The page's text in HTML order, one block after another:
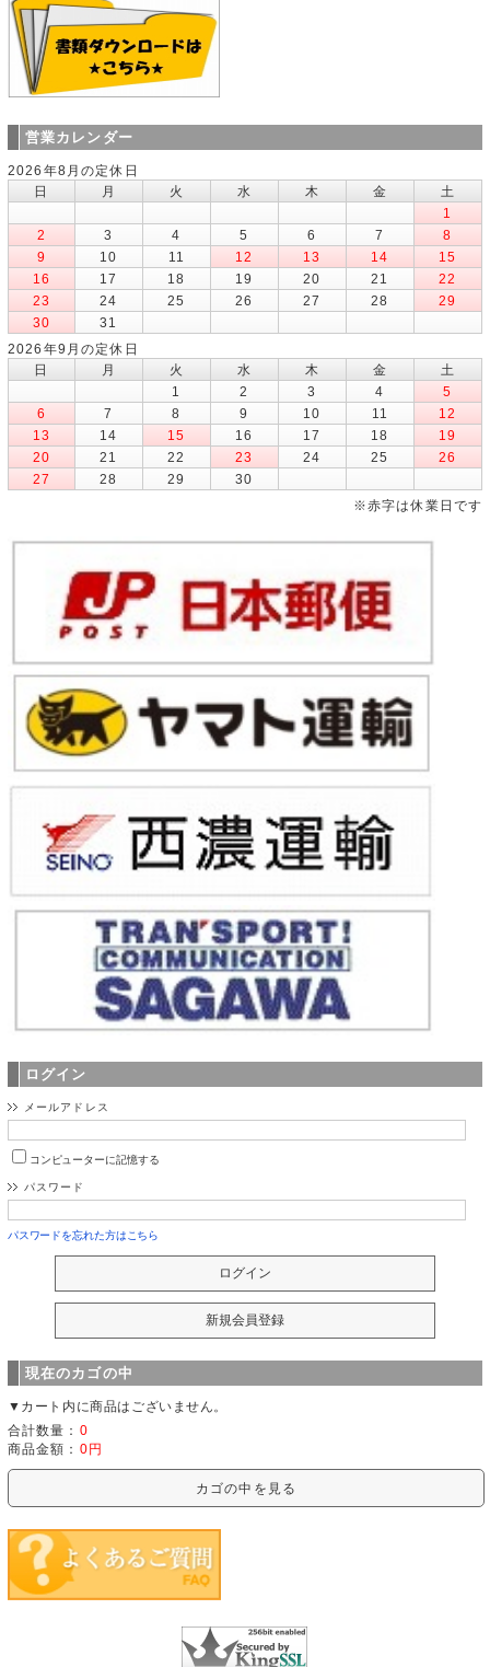
営業カレンダー
2026年8月の定休日
日
月 火 水 木 金
土
1
2
3 4 5 6 7
8
9
10 11 12 13 14
15
16
17 18 19 20 21
22
23
24 25 26 27 28
29
30
31
2026年9月の定休日
日
月 火 水 木 金
土
1
2 3 4
5
6
7 8 9 10 11
12
13
14 15 16 17 18
19
20
21 22 23 24 25
26
27
28 29
30
※赤字は休業日です
ログイン
メールアドレス
コンピューターに記憶する
パスワード
パスワードを忘れた方はこちら
現在のカゴの中
▼カート内に商品はございません。
合計数量： 0
商品金額： 0円
カゴの中を見る